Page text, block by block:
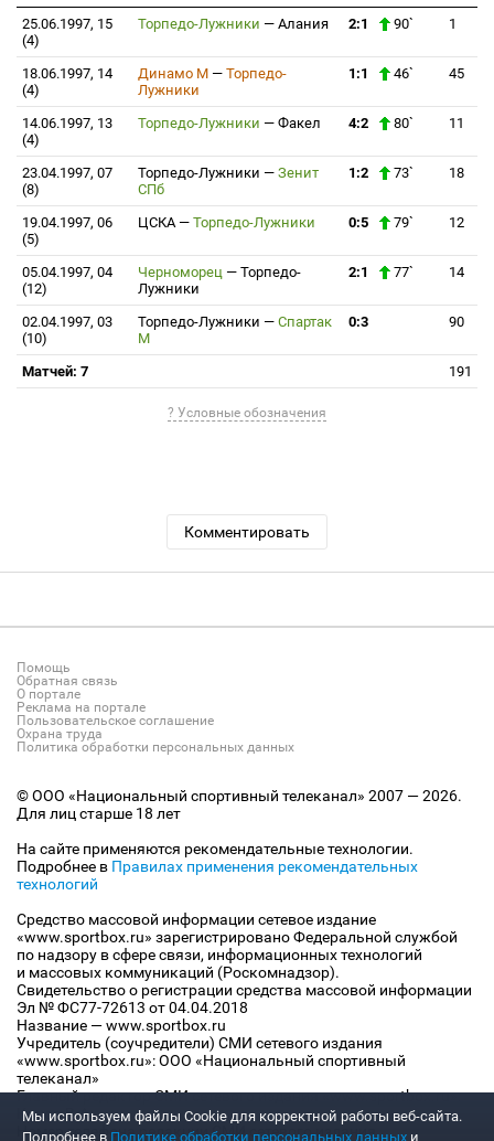
25.06.1997, 15
(4)
Торпедо-Лужники — Алания 2:1 90` 1
18.06.1997, 14
(4)
Динамо М — Торпедо-
Лужники
1:1 46` 45
14.06.1997, 13
(4)
Торпедо-Лужники — Факел 4:2 80` 11
23.04.1997, 07
(8)
Торпедо-Лужники — Зенит
СПб
1:2 73` 18
19.04.1997, 06
(5)
ЦСКА — Торпедо-Лужники 0:5 79` 12
05.04.1997, 04
(12)
Черноморец — Торпедо-
Лужники
2:1 77` 14
02.04.1997, 03
(10)
Торпедо-Лужники — Спартак
М
0:3 90
Матчей: 7 191
? Условные обозначения
Комментировать
Помощь
Обратная связь
О портале
Реклама на портале
Пользовательское соглашение
Охрана труда
Политика обработки персональных данных
© ООО «Национальный спортивный телеканал» 2007 — 2026.
Для лиц старше 18 лет
На сайте применяются рекомендательные технологии.
Подробнее в Правилах применения рекомендательных
технологий
Средство массовой информации сетевое издание
«www.sportbox.ru» зарегистрировано Федеральной службой
по надзору в сфере связи, информационных технологий
и массовых коммуникаций (Роскомнадзор).
Свидетельство о регистрации средства массовой информации
Эл № ФС77-72613 от 04.04.2018
Название — www.sportbox.ru
Учредитель (соучредители) СМИ сетевого издания
«www.sportbox.ru»: ООО «Национальный спортивный
телеканал»
Главный редактор СМИ сетевого издания «www.sportbox.ru»:
Конов В.А.
Номер телефона редакции СМИ сетевого издания
Мы используем файлы Сookie для корректной работы веб-сайта.
Подробнее в Политике обработки персональных данных и